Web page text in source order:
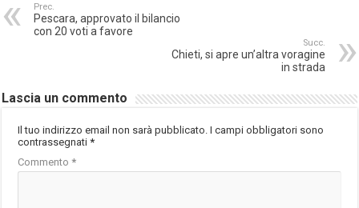
Prec.
Pescara, approvato il bilancio
con 20 voti a favore
Succ.
Chieti, si apre un’altra voragine
in strada
Lascia un commento
Il tuo indirizzo email non sarà pubblicato. I campi obbligatori sono
contrassegnati*
Commento*